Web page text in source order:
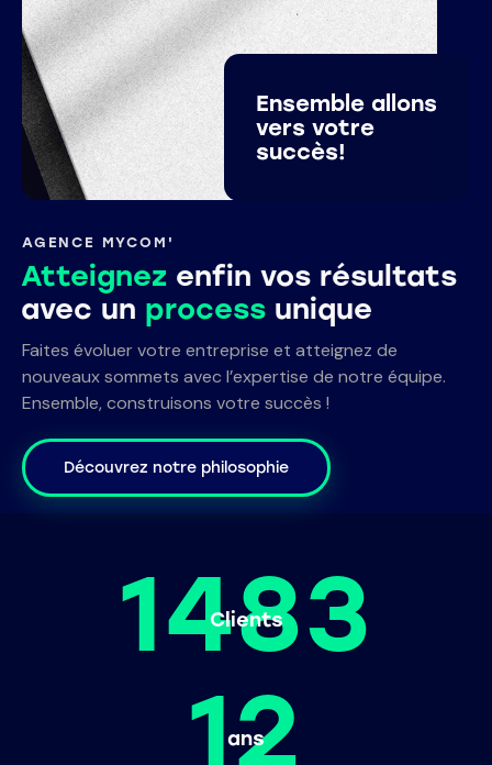
Ensemble allons
vers votre
succès!
AGENCE MYCOM'
Atteignez enfin vos résultats
avec un process unique
Faites évoluer votre entreprise et atteignez de
nouveaux sommets avec l’expertise de notre équipe.
Ensemble, construisons votre succès !
Découvrez notre philosophie
1483
Clients
12
ans